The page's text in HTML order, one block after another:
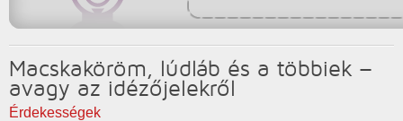
Macskaköröm, lúdláb és a többiek –
avagy az idézőjelekről
Érdekességek